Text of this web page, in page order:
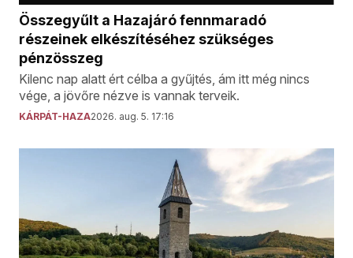
Összegyűlt a Hazajáró fennmaradó
részeinek elkészítéséhez szükséges
pénzösszeg
Kilenc nap alatt ért célba a gyűjtés, ám itt még nincs
vége, a jövőre nézve is vannak terveik.
KÁRPÁT-HAZA2026. aug. 5. 17:16